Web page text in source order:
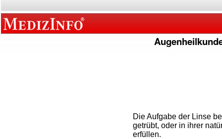
Die Aufgabe der Linse
getrübt, oder in ihrer
erfüllen.